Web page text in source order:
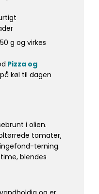
g og virkes
Pizza og
køl til dagen
i olien.
tomater,
terning.
blendes